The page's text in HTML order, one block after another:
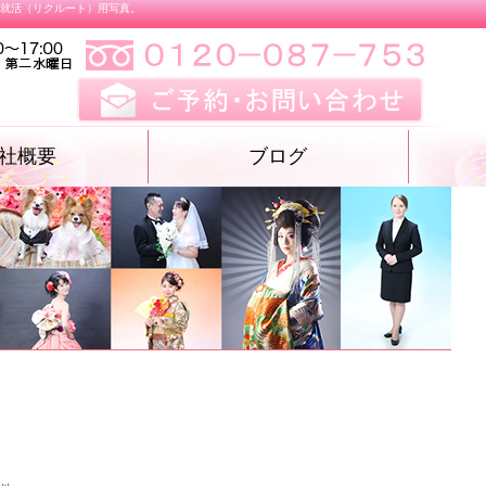
活（リクルート）用写真。
概要 ブログ